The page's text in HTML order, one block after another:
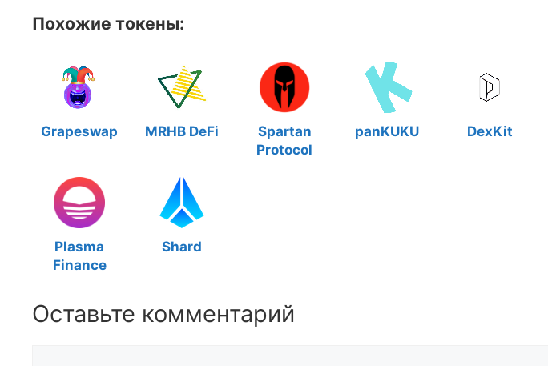
Похожие токены:
Grapeswap MRHB DeFi
Spartan
Protocol
panKUKU DexKit
Plasma
Finance
Shard
Оставьте комментарий